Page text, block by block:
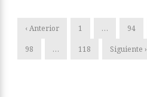
‹ Anterior 1 … 94
98 … 118 Siguiente ›